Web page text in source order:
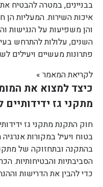
בבניינים, במטרה להבטיח
איכות השירות. המעליות הן
והן משפיעות על הנגישות
השנים, עלולות להתרחש
פתרונות מעשיים ויעילים
לקריאת המאמר »
כיצד למצוא את
מתקני גז ידידותיים
חוק התקנת מתקני גז
בטוח ויעיל במקורות
בהתקנה ובתחזוקה של
הסביבתיות והבטיחותיות.
כדי להבין את הדרישות